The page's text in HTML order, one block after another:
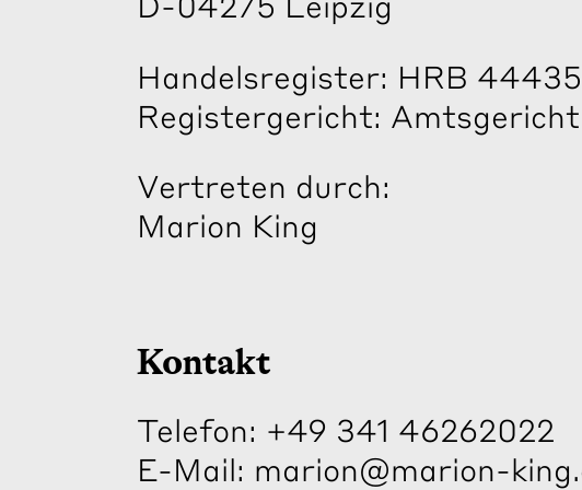
Handelsregister: HRB 44435
Registergericht:
Vertreten durch:
Marion King
Kontakt
Telefon: +49 341 46262022
E-Mail: marion@marion-